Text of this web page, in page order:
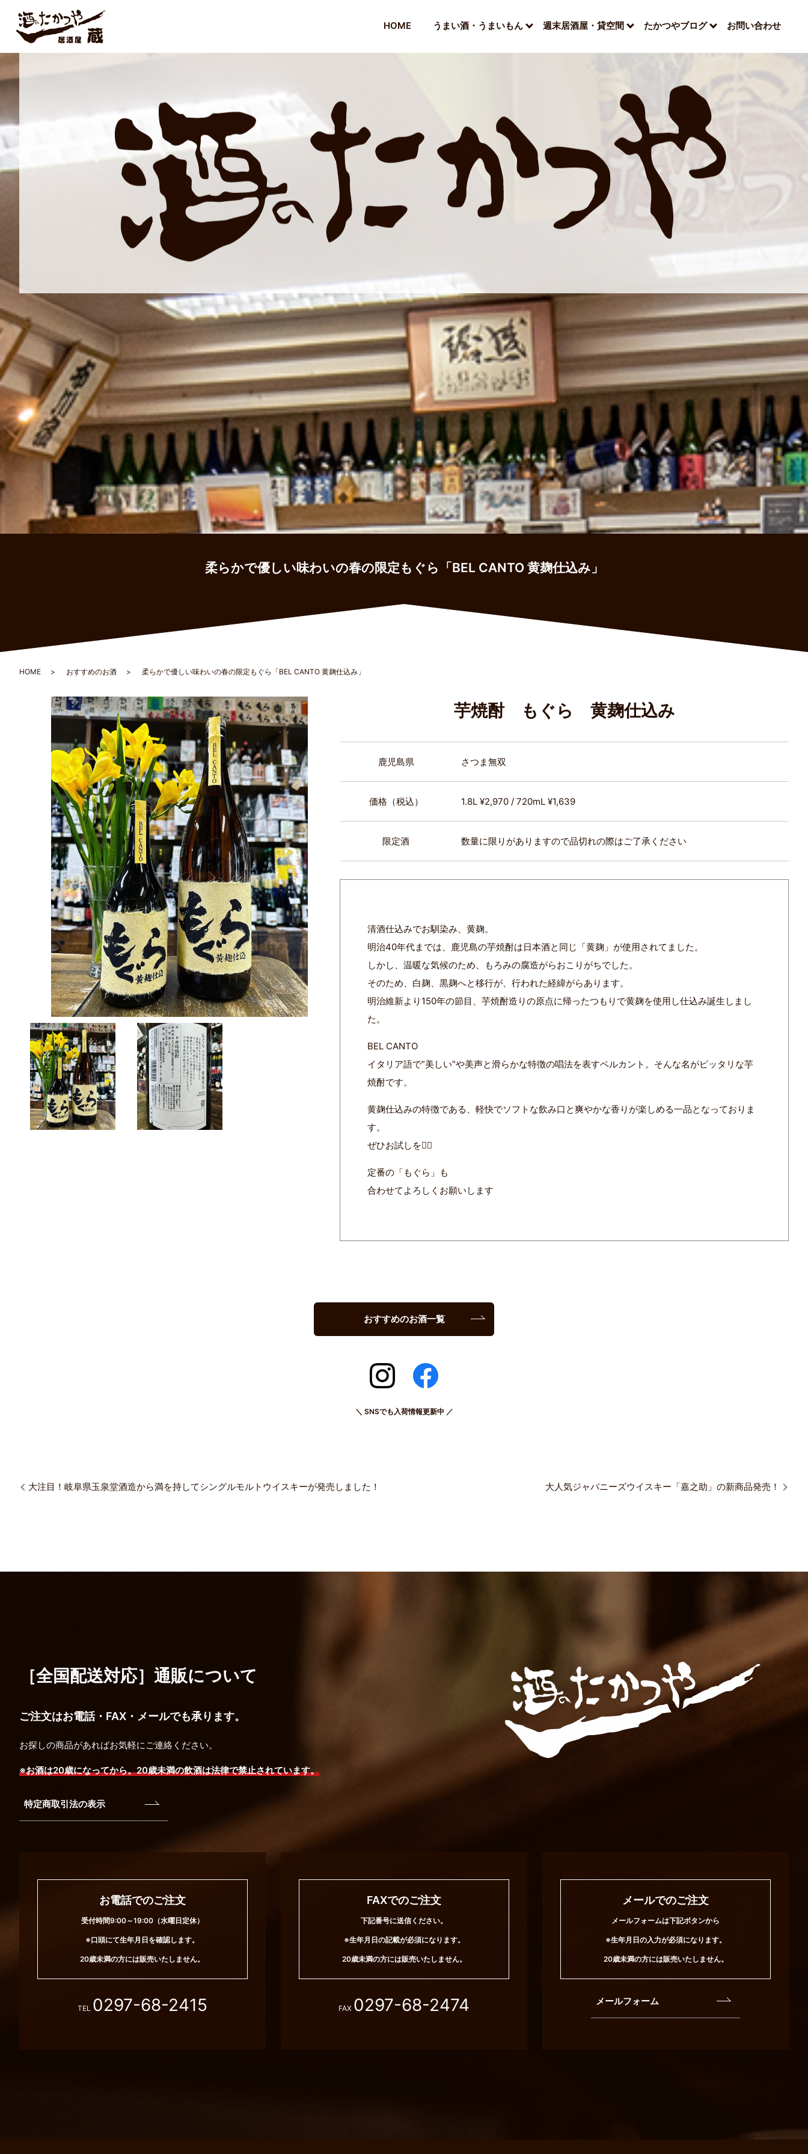
HOME うまい酒・うまいもん 週末居酒屋・貸空間 たかつやブログ お問い合わせ
柔らかで優しい味わいの春の限定もぐら「BEL CANTO 黄麹仕込み」
HOME おすすめのお酒 柔らかで優しい味わいの春の限定もぐら「BEL CANTO 黄麹仕込み」
芋焼酎 もぐら 黄麹仕込み
鹿児島県 さつま無双
価格（税込） 1.8L ¥2,970 / 720mL ¥1,639
限定酒 数量に限りがありますので品切れの際はご了承ください
清酒仕込みでお馴染み、黄麹。
明治40年代までは、鹿児島の芋焼酎は日本酒と同じ「黄麹」が使用されてました。
しかし、温暖な気候のため、もろみの腐造がらおこりがちでした。
そのため、白麹、黒麹へと移行が、行われた経緯がらあります。
明治維新より150年の節目、芋焼酎造りの原点に帰ったつもりで黄麹を使用し仕込み誕生しまし
た。
BEL CANTO
イタリア語で”美しい”や美声と滑らかな特徴の唱法を表すベルカント。そんな名がピッタリな芋
焼酎です。
黄麹仕込みの特徴である、軽快でソフトな飲み口と爽やかな香りが楽しめる一品となっておりま
す。
ぜひお試しを🙇‍♂️
定番の「もぐら」も
合わせてよろしくお願いします
おすすめのお酒一覧
＼ SNSでも入荷情報更新中 ／
大注目！岐阜県玉泉堂酒造から満を持してシングルモルトウイスキーが発売しました！ 大人気ジャパニーズウイスキー「嘉之助」の新商品発売！
［全国配送対応］ 通販について
ご注文はお電話・FAX・メールでも承ります。
お探しの商品があればお気軽にご連絡ください。
※お酒は20歳になってから。20歳未満の飲酒は法律で禁止されています。
特定商取引法の表示
お電話でのご注文
受付時間9:00～19:00（水曜日定休）
※口頭にて生年月日を確認します。
20歳未満の方には販売いたしません。
TEL 0297-68-2415
FAXでのご注文
下記番号に送信ください。
※生年月日の記載が必須になります。
20歳未満の方には販売いたしません。
FAX 0297-68-2474
メールでのご注文
メールフォームは下記ボタンから
※生年月日の入力が必須になります。
20歳未満の方には販売いたしません。
メールフォーム